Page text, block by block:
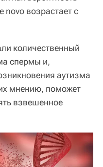
novo возрастает с
количественный
спермы и,
аутизма
мнению, поможет
взвешенное